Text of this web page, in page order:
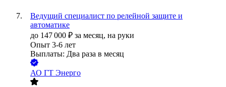
Ведущий специалист по релейной защите и
автоматике
до 147 000 ₽ за месяц, на руки
Опыт 3-6 лет
Выплаты: Два раза в месяц
АО ГТ Энерго